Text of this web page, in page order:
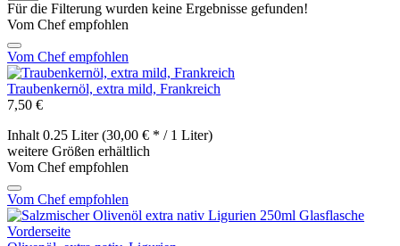
Für die Filterung wurden keine Ergebnisse gefunden!
Vom Chef empfohlen
Vom Chef empfohlen
Traubenkernöl, extra mild, Frankreich
7,50 €
Inhalt 0.25 Liter(30,00 € * / 1 Liter)
weitere Größen erhältlich
Vom Chef empfohlen
Vom Chef empfohlen